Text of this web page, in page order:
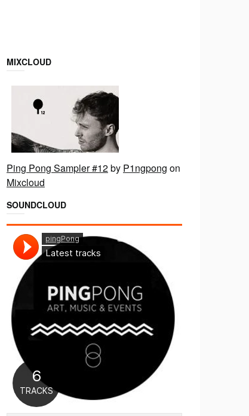
MIXCLOUD
Ping Pong Sampler #12by P1ngpong on
Mixcloud
SOUNDCLOUD